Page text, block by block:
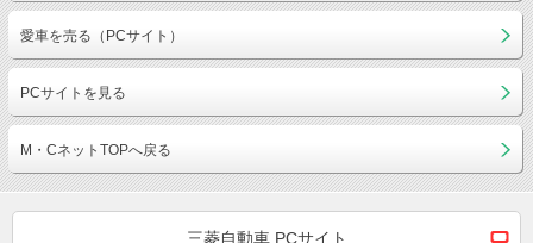
愛車を売る（PCサイト）
PCサイトを見る
M・CネットTOPへ戻る
三菱自動車 PCサイト